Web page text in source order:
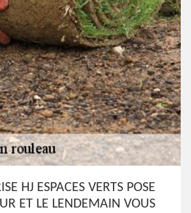
HJ ESPACES VERTS POSE
ET LE LENDEMAIN VOUS